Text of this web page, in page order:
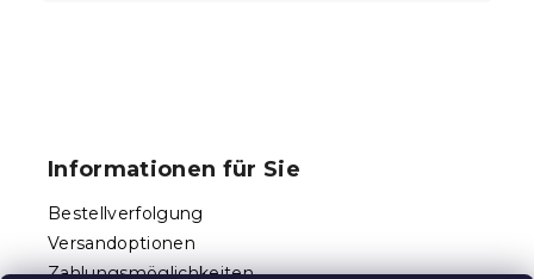
Informationen für Sie
Bestellverfolgung
Versandoptionen
Zahlungsmöglichkeiten